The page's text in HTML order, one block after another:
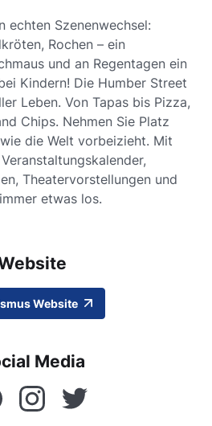
echten Szenenwechsel:
Rochen – ein
und an Regentagen ein
Kindern! Die Humber Street
Leben. Von Tapas bis Pizza,
Chips. Nehmen Sie Platz
die Welt vorbeizieht. Mit
Theatervorstellungen und
etwas los.
Website
Media
FacebookInstagramTwitter